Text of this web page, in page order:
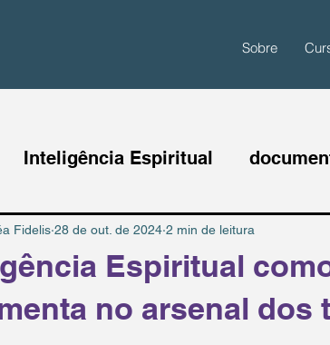
Sobre
Inteligência Espiritual
Espiritual
no arsenal dos
Fidelis 28 de out. de 2024 2 min de leitura